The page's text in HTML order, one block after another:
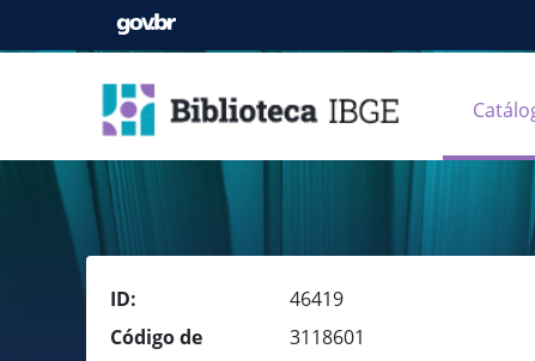
ID:
46419
Código de
3118601